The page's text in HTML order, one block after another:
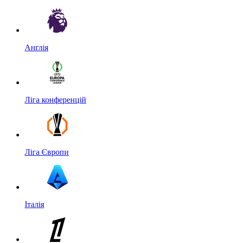
Англія
Ліга конференцій
Ліга Європи
Італія